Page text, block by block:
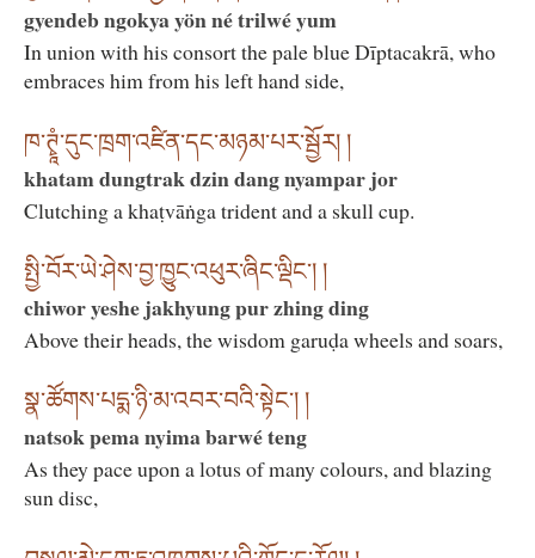
gyendeb ngokya yön né trilwé yum
In union with his consort the pale blue Dīptacakrā, who
embraces him from his left hand side,
ཁ་ཊྭཱཾ་དུང་ཁྲག་འཛིན་དང་མཉམ་པར་སྦྱོར། །
khatam dungtrak dzin dang nyampar jor
Clutching a khaṭvāṅga trident and a skull cup.
སྤྱི་བོར་ཡེ་ཤེས་བྱ་ཁྱུང་འཕུར་ཞིང་ལྡིང༌། །
chiwor yeshe jakhyung pur zhing ding
Above their heads, the wisdom garuḍa wheels and soars,
སྣ་ཚོགས་པདྨ་ཉི་མ་འབར་བའི་སྟེང༌། །
natsok pema nyima barwé teng
As they pace upon a lotus of many colours, and blazing
sun disc,